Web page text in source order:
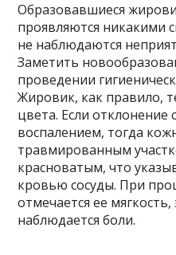
Образовавшиеся
проявляются никакими
не наблюдаются
Заметить
проведении
Жировик, как правило,
цвета. Если отклонение
воспалением, тогда
травмированным
красноватым, что
кровью сосуды. При
отмечается ее
наблюдается боли.